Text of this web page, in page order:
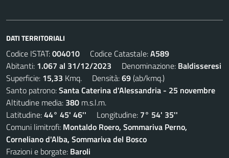
DATI TERRITORIALI
Codice ISTAT:004010 Codice Catastale:A589
Abitanti: 1.067 al 31/12/2023 Denominazione: Baldisseresi
Superficie: 15,33 Kmq. Densità:69(ab/kmq.)
Santo patrono:Santa Caterina d'Alessandria - 25 novembre
Altitudine media: 380 m.s.l.m.
Latitudine:44° 45' 46'' Longitudine: 7° 54' 35''
Comuni limitrofi: Montaldo Roero, Sommariva Perno,
Corneliano d'Alba, Sommariva del Bosco
Frazioni e borgate: Baroli